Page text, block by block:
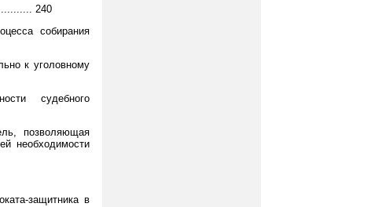
240
собирания
к уголовному
судебного
позволяющая
необходимости
защитника в